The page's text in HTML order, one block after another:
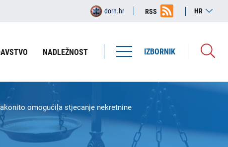
HR
RSS
dorh.hr
IZBORNIK
NADLEŽNOST
omogućila stjecanje nekretnine